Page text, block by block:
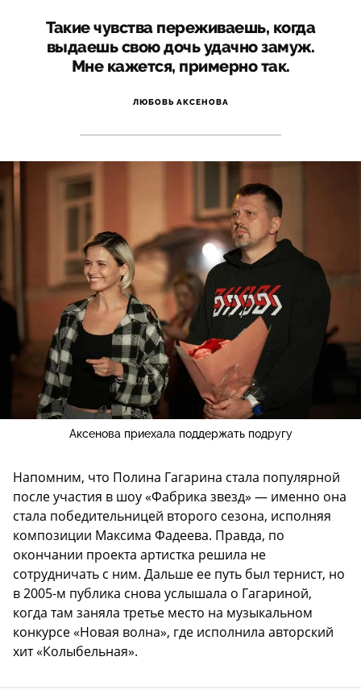
Такие чувства переживаешь, когда
выдаешь свою дочь удачно замуж.
Мне кажется, примерно так.
ЛЮБОВЬ АКСЕНОВА
Аксенова приехала поддержать подругу
Напомним, что Полина Гагарина стала популярной
после участия в шоу «Фабрика звезд» — именно она
стала победительницей второго сезона, исполняя
композиции Максима Фадеева. Правда, по
окончании проекта артистка решила не
сотрудничать с ним. Дальше ее путь был тернист, но
в 2005-м публика снова услышала о Гагариной,
когда там заняла третье место на музыкальном
конкурсе «Новая волна», где исполнила авторский
хит «Колыбельная».